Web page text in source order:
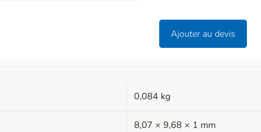
Ajouter au devis
0,084 kg
8,07 × 9,68 × 1 mm